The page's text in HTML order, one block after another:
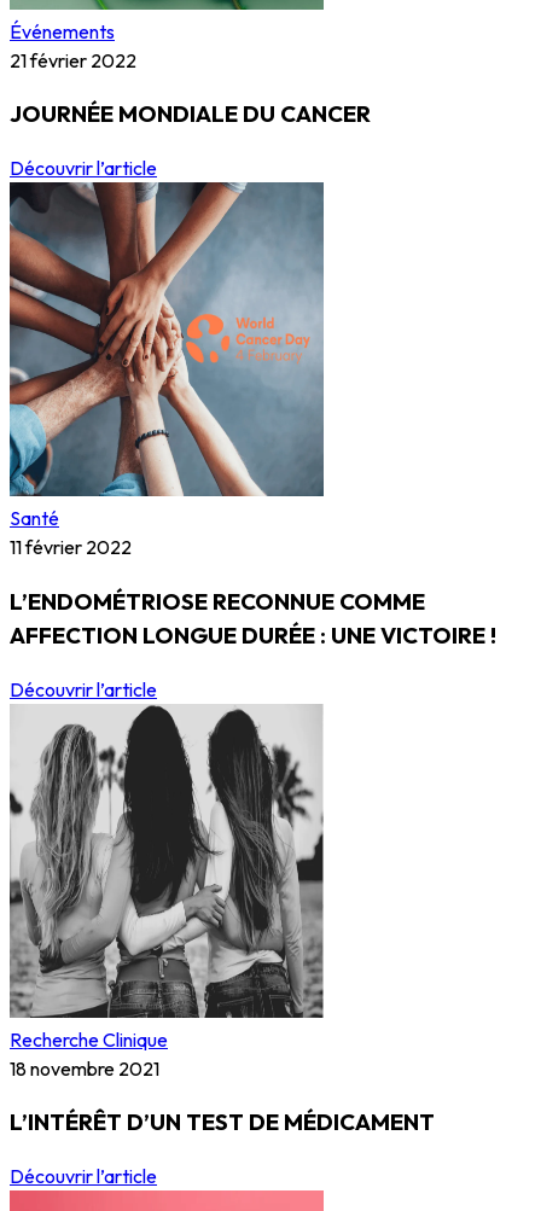
Événements
21 février 2022
JOURNÉE MONDIALE DU CANCER
Découvrir l’article
Santé
11 février 2022
L’ENDOMÉTRIOSE RECONNUE COMME
AFFECTION LONGUE DURÉE : UNE VICTOIRE !
Découvrir l’article
Recherche Clinique
18 novembre 2021
L’INTÉRÊT D’UN TEST DE MÉDICAMENT
Découvrir l’article